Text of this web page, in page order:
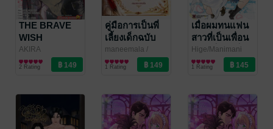
THE BRAVE
WISH
REVENGING
สุดยอดผู้กล้า
เปิดบัญชีแค้น
AKIRA
SAKAMOTO
/MANIMANI
Inter Comics
การ์ตูนทั่วไป
2 Rating
คู่มือการเป็นพี่
เลี้ยงเด็กฉบับ
ปีศาจ
maneemala /
Paranormal
Belove
นิยายแฟนตาซี
1 Rating
เมื่อผมทนแฟน
สาวที่เป็นเพื่อน
สมัยเด็กสุดท็อก
ซิกไม่ไหวเลย
ประกาศตัดขาด
ชีวิตในแบบตัว
เอง สาวสวยที่นั่ง
ข้างๆ ดันมา
Hige/Manimani
Ononata
LUCKPIM
การ์ตูนทั่วไป
1 Rating